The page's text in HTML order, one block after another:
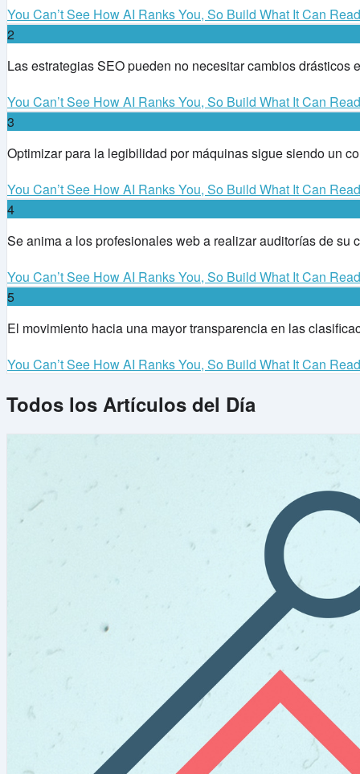
You Can’t See How AI Ranks You, So Build What It Can Read
2
Las estrategias SEO pueden no necesitar cambios
You Can’t See How AI Ranks You, So Build What It Can Read
3
Optimizar para la legibilidad por máquinas sigue siendo un
You Can’t See How AI Ranks You, So Build What It Can Read
4
Se anima a los profesionales web a realizar auditorías de
You Can’t See How AI Ranks You, So Build What It Can Read
5
El movimiento hacia una mayor transparencia en las
You Can’t See How AI Ranks You, So Build What It Can Read
Todos los Artículos del Día